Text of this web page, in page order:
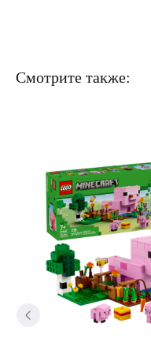
Смотрите также: